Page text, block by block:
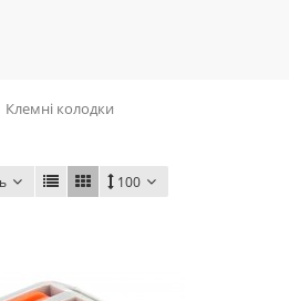
Клемні колодки
100